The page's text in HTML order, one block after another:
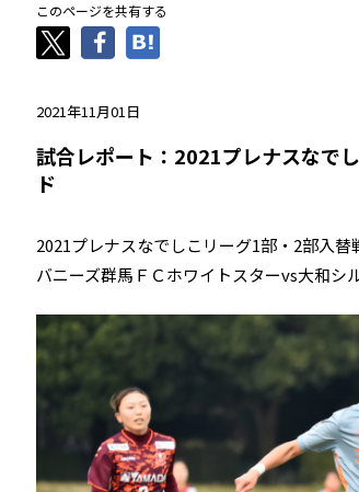
このページを共有する
2021年11月01日
試合レポート：2021プレナスなで
ド
2021プレナスなでしこリーグ1部・2部入
バニーズ群馬ＦＣホワイトスターvs大和シ